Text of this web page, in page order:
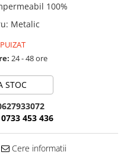
100%
: Metalic
24 - 48 ore
STOC
0733 453 436
Cere informatii